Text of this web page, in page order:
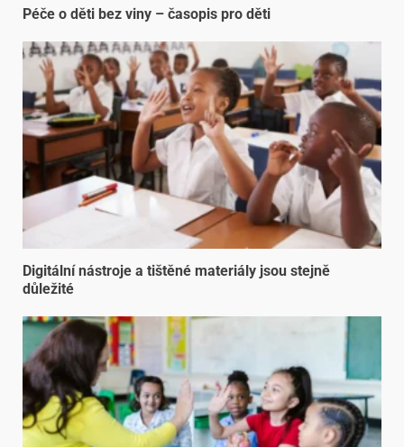
Péče o děti bez viny – časopis pro děti
Digitální nástroje a tištěné materiály jsou stejně
důležité